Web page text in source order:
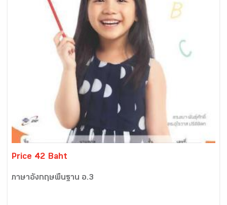
Price 42 Baht
ภาษาอังกฤษพื้นฐาน อ.3